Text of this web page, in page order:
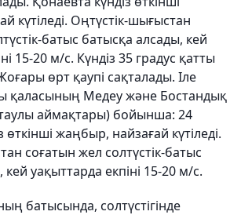
күтіледі. Оңтүстік-шығыстан
батыс батысқа алсады, кей
15-20 м/с. Күндіз 35 градус қатты
өрт қаупі сақталады. Іле
қаласының Медеу және Бостандық
аймақтары) бойынша: 24
жаңбыр, найзағай күтіледі.
соғатын жел солтүстік-батыс
уақыттарда екпіні 15-20 м/с.
батысында, солтүстігінде